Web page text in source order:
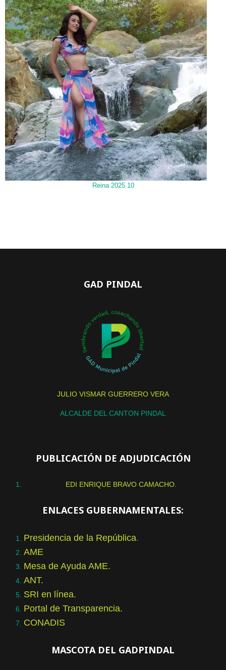
Reina 2025 10
GAD PINDAL
JULIO VISMAR GUERRERO VERA
ALCALDE DEL CANTON PINDAL
PUBLICACIÓN DE ADJUDICACIÓN
EDI ENRIQUE BRAVO CAMACHO.
ENLACES GUBERNAMENTALES:
Presidencia de la República.
AME
Mesa de Ayuda AME.
ANT.
SRI en línea.
Portal de Transparencia.
CONADIS
MASCOTA DEL GADPINDAL